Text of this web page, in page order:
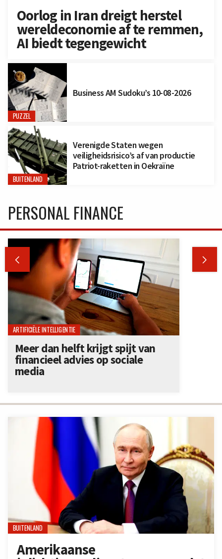
Oorlog in Iran dreigt herstel
wereldeconomie af te remmen,
AI biedt tegengewicht
PUZZEL
Business AM Sudoku’s 10-08-2026
BUITENLAND
Verenigde Staten wegen
veiligheidsrisico’s af van productie
Patriot-raketten in Oekraïne
BUITENLAND
Amerikaanse
PERSONAL FINANCE
 
ARTIFICIËLE INTELLIGENTIE
Meer dan helft krijgt spijt van
financieel advies op sociale
media